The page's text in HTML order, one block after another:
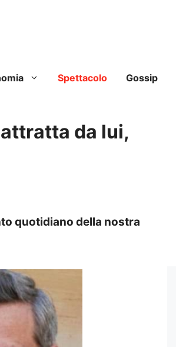
Spettacolo Gossip
da lui,
quotidiano della nostra